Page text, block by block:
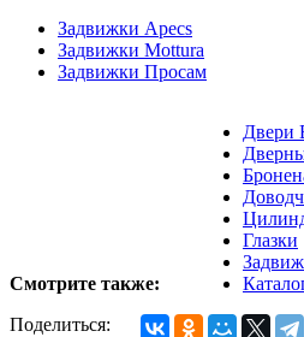
Задвижки Apecs
Задвижки Mottura
Задвижки Просам
Смотрите также:
Двери
Глазки
Поделиться: